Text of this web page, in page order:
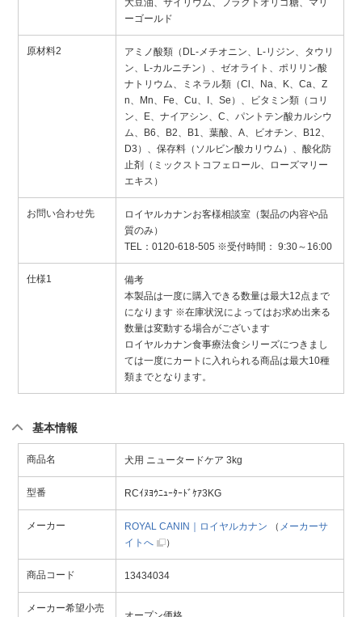
ーゴールド
原材料2
アミノ酸類（DL-メチオニン、L-リジン、タウリ
ン、L-カルニチン）、ゼオライト、ポリリン酸
ナトリウム、ミネラル類（Cl、Na、K、Ca、Z
n、Mn、Fe、Cu、I、Se）、ビタミン類（コリ
ン、E、ナイアシン、C、パントテン酸カルシウ
ム、B6、B2、B1、葉酸、A、ビオチン、B12、
D3）、保存料（ソルビン酸カリウム）、酸化防
止剤（ミックストコフェロール、ローズマリー
エキス）
お問い合わせ先
ロイヤルカナンお客様相談室（製品の内容や品
質のみ）
TEL：0120-618-505 ※受付時間： 9:30～16:00
仕様1
備考
本製品は一度に購入できる数量は最大12点まで
になります ※在庫状況によってはお求め出来る
数量は変動する場合がございます
ロイヤルカナン食事療法食シリーズにつきまし
ては一度にカートに入れられる商品は最大10種
類までとなります。
基本情報
商品名 犬用 ニュータードケア 3kg
型番 RCｲﾇﾖｳﾆｭｰﾀｰﾄﾞｹｱ3KG
メーカー ROYAL CANIN｜ロイヤルカナン （ メーカーサ
イトへ
）
商品コード 13434034
メーカー希望小売